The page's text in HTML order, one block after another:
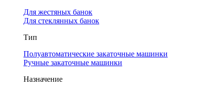
Для жестяных банок
Для стеклянных банок
Тип
Полуавтоматические закаточные машинки
Ручные закаточные машинки
Назначение